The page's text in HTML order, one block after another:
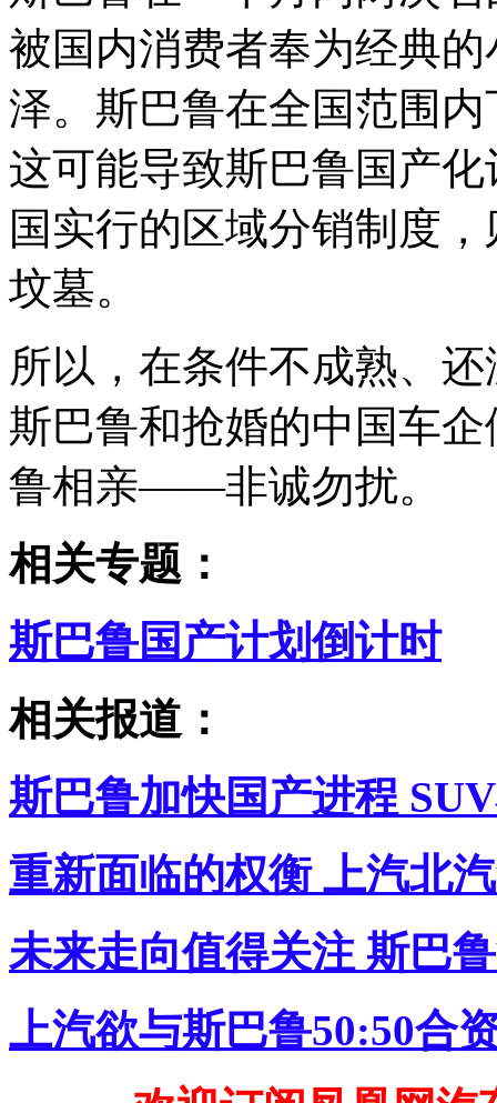
被国内消费者奉为经典
泽。斯巴鲁在全国范围
这可能导致斯巴鲁国产
国实行的区域分销制度
坟墓。
所以，在条件不成熟、
斯巴鲁和抢婚的中国车
鲁相亲——非诚勿扰。
相关专题：
斯巴鲁国产计划倒计时
相关报道：
斯巴鲁加快国产进程
重新面临的权衡 上汽北
未来走向值得关注 斯巴
上汽欲与斯巴鲁50:50合